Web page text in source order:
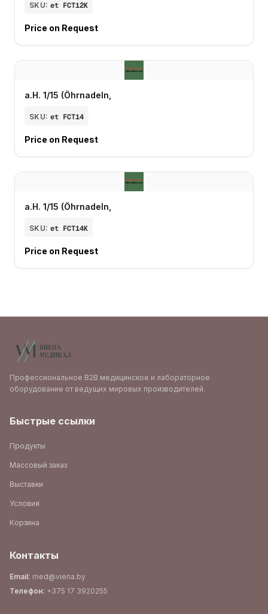
SKU: et FCT12K
Price on Request
a.H. 1/15 (Öhrnadeln,
SKU: et FCT14
Price on Request
a.H. 1/15 (Öhrnadeln,
SKU: et FCT14K
Price on Request
Профессиональное B2B медицинское и лабораторное
оборудование от ведущих мировых производителей.
Быстрые ссылки
Продукты
Массовый заказ
Выставки
Условия
Корзина
Контакты
Email: med@viena.by
Телефон: +375 17 3920255